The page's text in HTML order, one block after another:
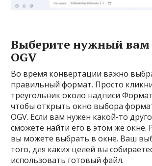
Выберите нужный
OGV
Во время конвертации важно
правильный формат. Просто
треугольник около надписи
чтобы открыть окно выбора
OGV. Если вам нужен какой-то
сможете найти его в этом же окне.
вы можете выбрать в окне. Ваш
того, для каких целей вы
использовать готовый файл.